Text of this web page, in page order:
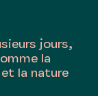
jours,
la
la nature